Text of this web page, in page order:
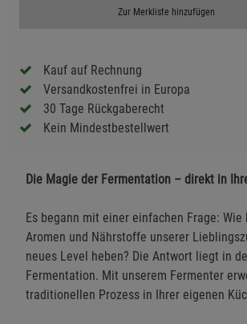
Zur Merkliste hinzufügen
Kauf auf Rechnung
Versandkostenfrei in Europa
30 Tage Rückgaberecht
Kein Mindestbestellwert
Die Magie der Fermentation – direkt in
Es begann mit einer einfachen Frage: Wie
Aromen und Nährstoffe unserer
neues Level heben? Die Antwort liegt in
Fermentation. Mit unserem Fermenter
traditionellen Prozess in Ihrer eigenen